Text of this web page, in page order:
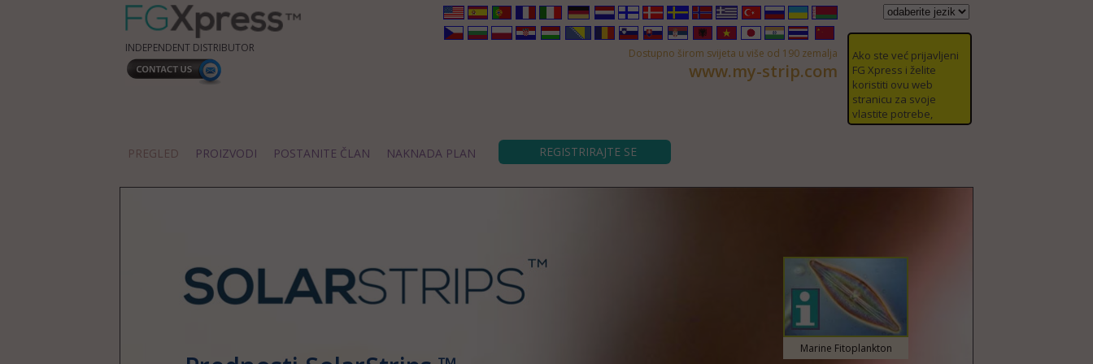
INDEPENDENT DISTRIBUTOR
FG Xpress i želite
koristiti ovu web
stranicu za svoje
vlastite potrebe,
pošaljite e-mail na
adresu:info@my-
Dostupno širom svijeta u više od 190 zemalja
www.my-strip.com
- Hrvatska, Hrvatska, Croatia, Croatian
PREGLED PROIZVODI POSTANITE ČLAN NAKNADA PLAN REGISTRIRAJTE SE
Marine Fitoplankton